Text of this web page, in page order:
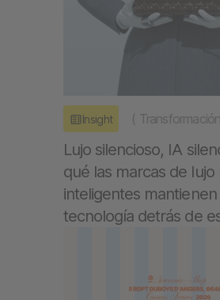
Insight (
Lujo silencioso, IA
qué las marcas de lujo
inteligentes mantienen
tecnología detrás de